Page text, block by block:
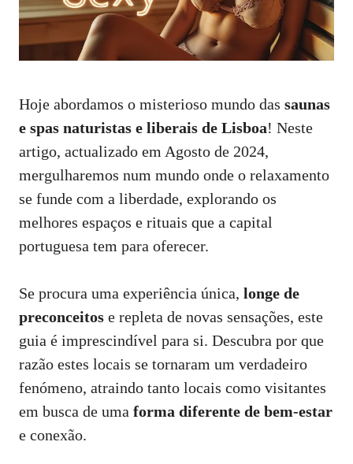
Hoje abordamos o misterioso mundo das saunas
e spas naturistas e liberais de Lisboa! Neste
artigo, actualizado em Agosto de 2024,
mergulharemos num mundo onde o relaxamento
se funde com a liberdade, explorando os
melhores espaços e rituais que a capital
portuguesa tem para oferecer.
Se procura uma experiência única, longe de
preconceitos e repleta de novas sensações, este
guia é imprescindível para si. Descubra por que
razão estes locais se tornaram um verdadeiro
fenómeno, atraindo tanto locais como visitantes
em busca de uma forma diferente de bem-estar
e conexão.